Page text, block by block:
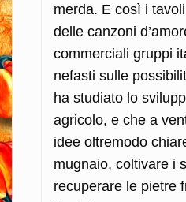
merda. E così i
delle canzoni
commerciali gruppi
nefasti sulle
ha studiato lo
agricolo, e che a
idee oltremodo
mugnaio, coltivare i
recuperare le pietre